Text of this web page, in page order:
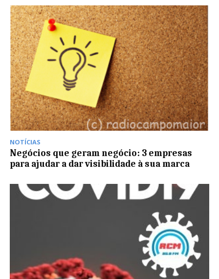
NOTÍCIAS
Negócios que geram negócio: 3 empresas
para ajudar a dar visibilidade à sua marca